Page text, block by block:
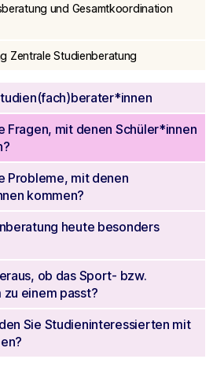
und Gesamtkoordination
Zentrale Studienberatung
Fragen, mit denen Schüler*innen
Probleme, mit denen
kommen?
heute besonders
ob das Sport- bzw.
einem passt?
Sie Studieninteressierten mit